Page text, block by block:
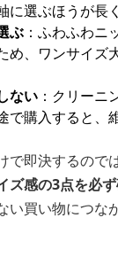
に選ぶほうが長
ぶ ：ふわふわニ
め、ワンサイズ
ない ：クリーニ
で購入すると、
で即決するので
ズ感の3点を必
買い物につな